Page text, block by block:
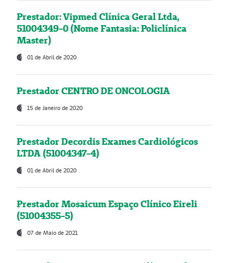
Prestador: Vipmed Clínica Geral Ltda,
51004349-0 (Nome Fantasia: Policlínica
Master)
01 de Abril de 2020
Prestador CENTRO DE ONCOLOGIA
15 de Janeiro de 2020
Prestador Decordis Exames Cardiológicos
LTDA (51004347-4)
01 de Abril de 2020
Prestador Mosaicum Espaço Clínico Eireli
(51004355-5)
07 de Maio de 2021